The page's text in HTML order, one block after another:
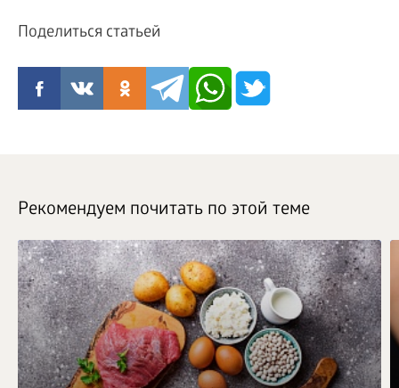
Поделиться статьей
Рекомендуем почитать по этой теме